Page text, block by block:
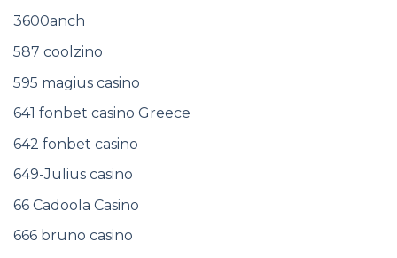
3600anch
587 coolzino
595 magius casino
641 fonbet casino Greece
642 fonbet casino
649-Julius casino
66 Cadoola Casino
666 bruno casino